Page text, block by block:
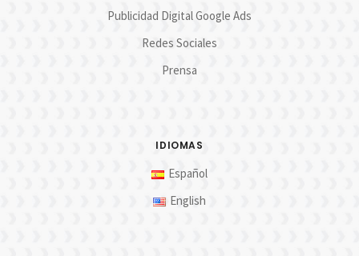
Publicidad Digital Google Ads
Redes Sociales
Prensa
IDIOMAS
Español
English